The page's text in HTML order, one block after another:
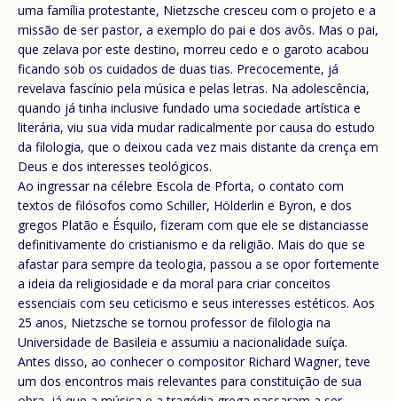
uma família protestante, Nietzsche cresceu com o projeto e a
missão de ser pastor, a exemplo do pai e dos avôs. Mas o pai,
que zelava por este destino, morreu cedo e o garoto acabou
ficando sob os cuidados de duas tias. Precocemente, já
revelava fascínio pela música e pelas letras. Na adolescência,
quando já tinha inclusive fundado uma sociedade artística e
literária, viu sua vida mudar radicalmente por causa do estudo
da filologia, que o deixou cada vez mais distante da crença em
Deus e dos interesses teológicos.
Ao ingressar na célebre Escola de Pforta, o contato com
textos de filósofos como Schiller, Hölderlin e Byron, e dos
gregos Platão e Ésquilo, fizeram com que ele se distanciasse
definitivamente do cristianismo e da religião. Mais do que se
afastar para sempre da teologia, passou a se opor fortemente
a ideia da religiosidade e da moral para criar conceitos
essenciais com seu ceticismo e seus interesses estéticos. Aos
25 anos, Nietzsche se tornou professor de filologia na
Universidade de Basileia e assumiu a nacionalidade suíça.
Antes disso, ao conhecer o compositor Richard Wagner, teve
um dos encontros mais relevantes para constituição de sua